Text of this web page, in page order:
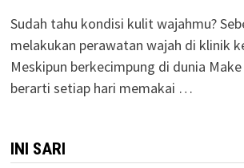
Sudah tahu kondisi kulit wajahmu?
melakukan perawatan wajah di klinik
Meskipun berkecimpung di dunia
berarti setiap hari memakai …
INI SARI